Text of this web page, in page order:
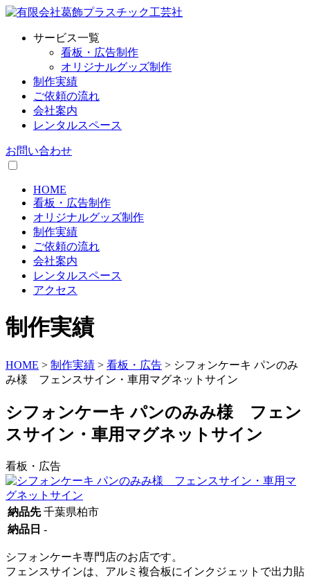
サービス一覧
看板・広告制作
オリジナルグッズ制作
制作実績
ご依頼の流れ
会社案内
レンタルスペース
お問い合わせ
HOME
看板・広告制作
オリジナルグッズ制作
制作実績
ご依頼の流れ
会社案内
レンタルスペース
アクセス
制作実績
HOME > 制作実績 > 看板・広告 > シフォンケーキ パンのみ
み様 フェンスサイン・車用マグネットサイン
シフォンケーキ パンのみみ様 フェン
スサイン・車用マグネットサイン
看板・広告
納品先 千葉県柏市
納品日 -
シフォンケーキ専門店のお店です。
フェンスサインは、アルミ複合板にインクジェットで出力貼